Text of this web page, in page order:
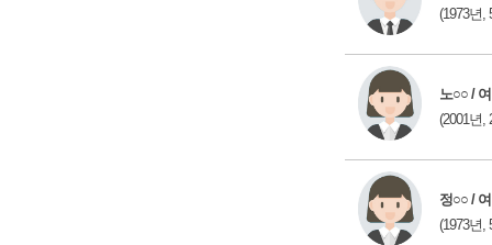
(1973년,
노○○ / 여
(2001년,
정○○ / 여
(1973년,